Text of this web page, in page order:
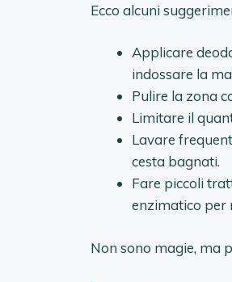
Ecco alcuni
Applicare
indossare la
Pulire la zona
Limitare il
Lavare
cesta bagnati.
Fare piccoli
enzimatico per
Non sono magie, ma